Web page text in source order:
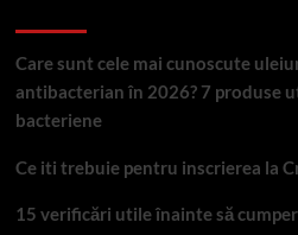
Care sunt cele mai cunoscute
antibacterian în 2026? 7 produse
bacteriene
Ce iti trebuie pentru inscrierea la
15 verificări utile înainte să